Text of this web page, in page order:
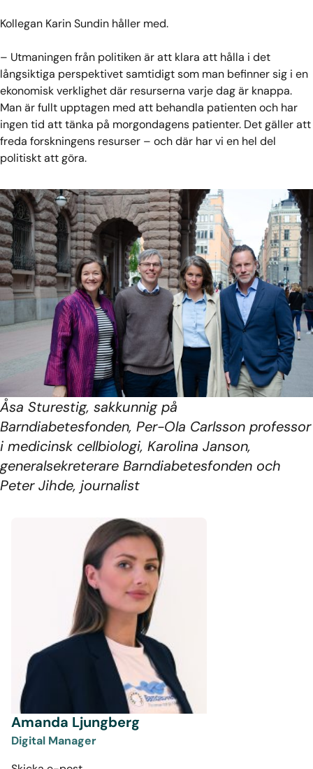
Kollegan Karin Sundin håller med.
– Utmaningen från politiken är att klara att hålla i det
långsiktiga perspektivet samtidigt som man befinner sig i en
ekonomisk verklighet där resurserna varje dag är knappa.
Man är fullt upptagen med att behandla patienten och har
ingen tid att tänka på morgondagens patienter. Det gäller att
freda forskningens resurser – och där har vi en hel del
politiskt att göra.
Åsa Sturestig, sakkunnig på
Barndiabetesfonden, Per-Ola Carlsson professor
i medicinsk cellbiologi, Karolina Janson,
generalsekreterare Barndiabetesfonden och
Peter Jihde, journalist
Amanda Ljungberg
Digital Manager